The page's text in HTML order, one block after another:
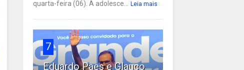
quarta-feira (06). A adolesce...
Leia mais
7
Eduardo Paes e Glauco